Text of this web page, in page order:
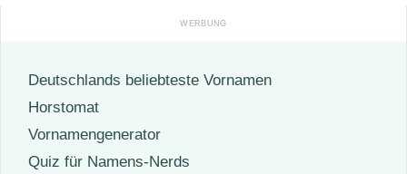
Deutschlands beliebteste Vornamen
Horstomat
Vornamengenerator
Quiz für Namens-Nerds